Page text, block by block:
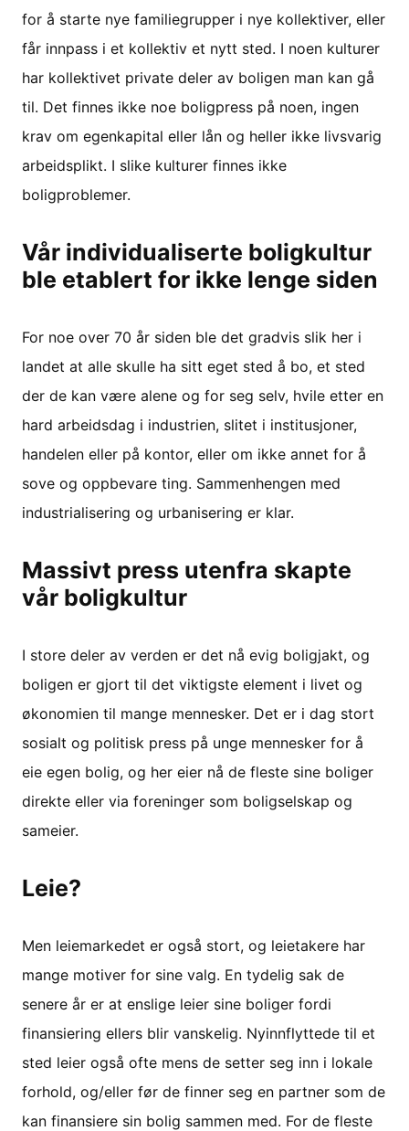
for å starte nye familiegrupper i nye kollektiver, eller
får innpass i et kollektiv et nytt sted. I noen kulturer
har kollektivet private deler av boligen man kan gå
til. Det finnes ikke noe boligpress på noen, ingen
krav om egenkapital eller lån og heller ikke livsvarig
arbeidsplikt. I slike kulturer finnes ikke
boligproblemer.
Vår individualiserte boligkultur
ble etablert for ikke lenge siden
For noe over 70 år siden ble det gradvis slik her i
landet at alle skulle ha sitt eget sted å bo, et sted
der de kan være alene og for seg selv, hvile etter en
hard arbeidsdag i industrien, slitet i institusjoner,
handelen eller på kontor, eller om ikke annet for å
sove og oppbevare ting. Sammenhengen med
industrialisering og urbanisering er klar.
Massivt press utenfra skapte
vår boligkultur
I store deler av verden er det nå evig boligjakt, og
boligen er gjort til det viktigste element i livet og
økonomien til mange mennesker. Det er i dag stort
sosialt og politisk press på unge mennesker for å
eie egen bolig, og her eier nå de fleste sine boliger
direkte eller via foreninger som boligselskap og
sameier.
Leie?
Men leiemarkedet er også stort, og leietakere har
mange motiver for sine valg. En tydelig sak de
senere år er at enslige leier sine boliger fordi
finansiering ellers blir vanskelig. Nyinnflyttede til et
sted leier også ofte mens de setter seg inn i lokale
forhold, og/eller før de finner seg en partner som de
kan finansiere sin bolig sammen med. For de fleste